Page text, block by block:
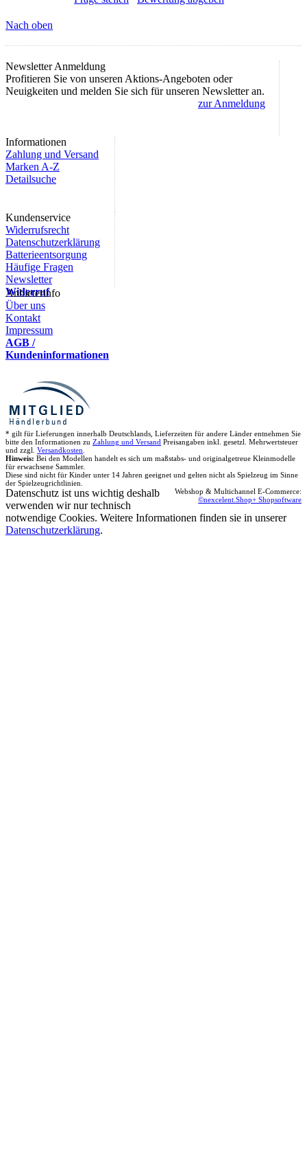
Nach oben
Newsletter Anmeldung
Profitieren Sie von unseren Aktions-Angeboten oder
Neuigkeiten und melden Sie sich für unseren Newsletter an.
zur Anmeldung
Informationen
Zahlung und Versand
Marken A-Z
Detailsuche
Kundenservice
Widerrufsrecht
Datenschutzerklärung
Batterieentsorgung
Häufige Fragen
Newsletter
Widerruf
Anbieterinfo
Über uns
Kontakt
Impressum
AGB /
Kundeninformationen
* gilt für Lieferungen innerhalb Deutschlands, Lieferzeiten für andere Länder entnehmen Sie
bitte den Informationen zu Zahlung und Versand Preisangaben inkl. gesetzl. Mehrwertsteuer
und zzgl. Versandkosten
Hinweis: Bei den Modellen handelt es sich um maßstabs- und originalgetreue Kleinmodelle
für erwachsene Sammler.
Diese sind nicht für Kinder unter 14 Jahren geeignet und gelten nicht als Spielzeug im Sinne
der Spielzeugrichtlinien.
Webshop & Multichannel E-Commerce:
©nexcelent.Shop+ Shopsoftware
Datenschutz ist uns wichtig deshalb
verwenden wir nur technisch
notwendige Cookies. Weitere Informationen finden sie in unserer
Datenschutzerklärung.